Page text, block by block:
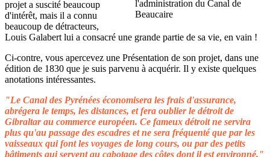
projet a suscité beaucoup
d'intérêt, mais il a connu
beaucoup de détracteurs,
Louis Galabert lui a consacré une grande partie de sa vie, en vain !
Ci-contre, vous apercevez une Présentation de son projet, dans une
édition de 1830 que je suis parvenu à acquérir. Il y existe quelques
anotations intéressantes.
"Le Canal des Pyrénées économisera les frais d'assurance,
abrégera le temps, les distances, et fera oublier le détroit de
Gibraltar au commerce européen. Ce fameux détroit ne servira
plus qu'au passage des escadres et ne sera fréquenté que par les
vaisseaux qui font les voyages de long cours, ou par des petits
bâtiments qui servent au cabotage des côtes dont il est environné."